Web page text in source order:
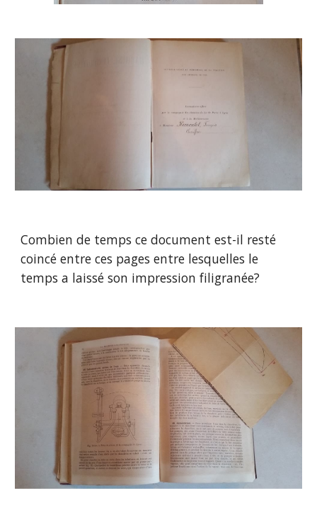
Combien de temps ce document est-il resté
coincé entre ces pages entre lesquelles le
temps a laissé son impression filigranée?